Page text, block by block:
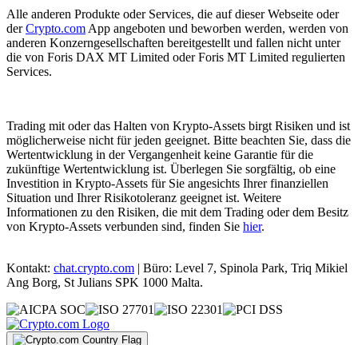
Alle anderen Produkte oder Services, die auf dieser Webseite oder
derCrypto.com App angeboten und beworben werden, werden von
anderen Konzerngesellschaften bereitgestellt und fallen nicht unter
die von Foris DAX MT Limited oder Foris MT Limited regulierten
Services.
Trading mit oder das Halten von Krypto-Assets birgt Risiken und ist
möglicherweise nicht für jeden geeignet. Bitte beachten Sie, dass die
Wertentwicklung in der Vergangenheit keine Garantie für die
zukünftige Wertentwicklung ist. Überlegen Sie sorgfältig, ob eine
Investition in Krypto-Assets für Sie angesichts Ihrer finanziellen
Situation und Ihrer Risikotoleranz geeignet ist. Weitere
Informationen zu den Risiken, die mit dem Trading oder dem Besitz
von Krypto-Assets verbunden sind, finden Sie hier.
Kontakt: chat.crypto.com | Büro: Level 7, Spinola Park, Triq Mikiel
Ang Borg, St Julians SPK 1000 Malta.